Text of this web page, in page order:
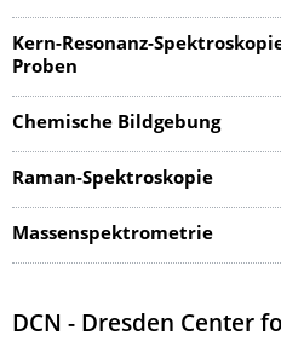
Kern-Resonanz-
Proben
Chemische Bildgebung
Raman-Spektroskopie
Massenspektrometrie
DCN - Dresden Center